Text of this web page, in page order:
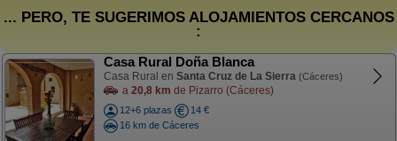
... PERO, TE SUGERIMOS ALOJAMIENTOS CERCANOS
:
Casa Rural Doña Blanca
Casa Rural en Santa Cruz de La Sierra (Cáceres)
a 20,8 km de Pizarro (Cáceres)
12+6 plazas
14 €
16 km de Cáceres